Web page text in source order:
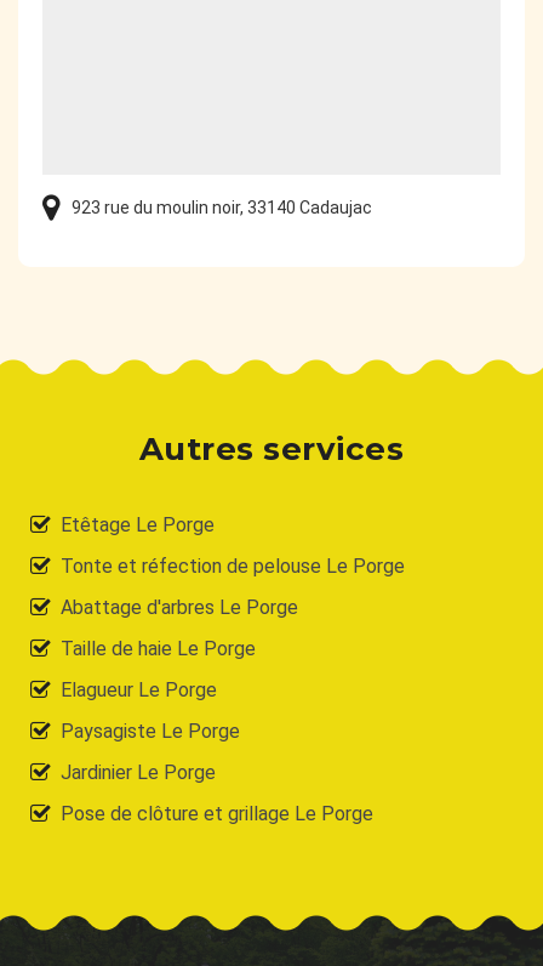
923 rue du moulin noir, 33140 Cadaujac
Autres services
Etêtage Le Porge
Tonte et réfection de pelouse Le Porge
Abattage d'arbres Le Porge
Taille de haie Le Porge
Elagueur Le Porge
Paysagiste Le Porge
Jardinier Le Porge
Pose de clôture et grillage Le Porge